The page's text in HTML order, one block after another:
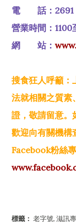
電 話：2691
營業時間：
網 站：
搜食狂人呼籲：
法就相關之質素
證，敬請留意。
歡迎向有關機構
Facebook粉絲
標籤： 老字號 滋訊